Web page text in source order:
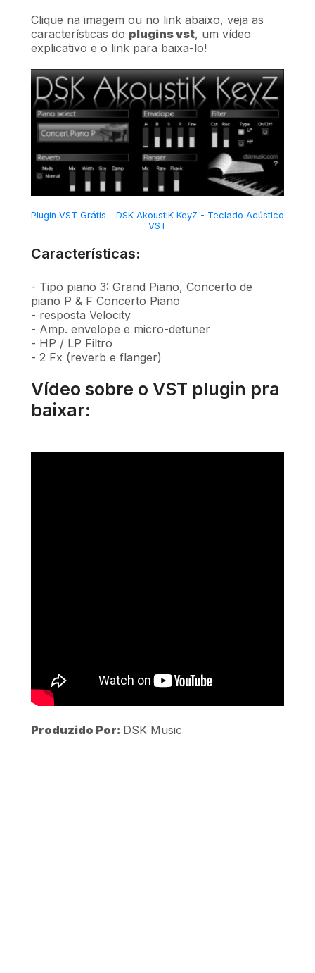
Clique na imagem ou no link abaixo, veja as
características do plugins vst, um vídeo
explicativo e o link para baixa-lo!
Plugin VST Grátis - DSK AkoustiK KeyZ - Teclado Acústico
VST
Características:
- Tipo piano 3: Grand Piano, Concerto de
piano P & F Concerto Piano
- resposta Velocity
- Amp. envelope e micro-detuner
- HP / LP Filtro
- 2 Fx (reverb e flanger)
Vídeo sobre o VST plugin pra
baixar:
Produzido Por: DSK Music